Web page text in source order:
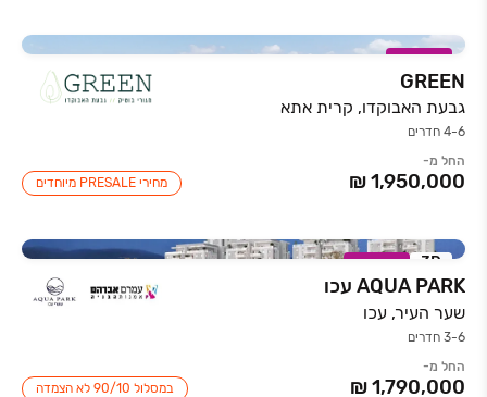
במבצע
GREEN
גבעת האבוקדו, קרית אתא
4-6 חדרים
החל מ-
מחירי PRESALE מיוחדים
3D במבצע
AQUA PARK עכו
שער העיר, עכו
3-6 חדרים
החל מ-
במסלול ‏10/‏90 לא הצמדה